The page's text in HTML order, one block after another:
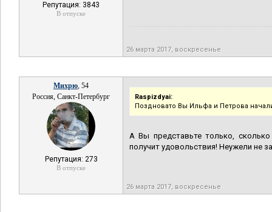
Репутация: 3843
В отпуске
26 марта 2017, воскресенье
Михрю, 54
Россия, Санкт-Петербург
Репутация: 273
В отпуске
Raspizdyai:
Поздновато Вы Ильфа и Петрова
А Вы представьте только,
получит удовольствия! Неужели не
26 марта 2017, воскресенье